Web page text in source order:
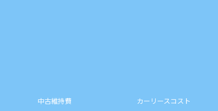
中古維持費
カーリースコスト